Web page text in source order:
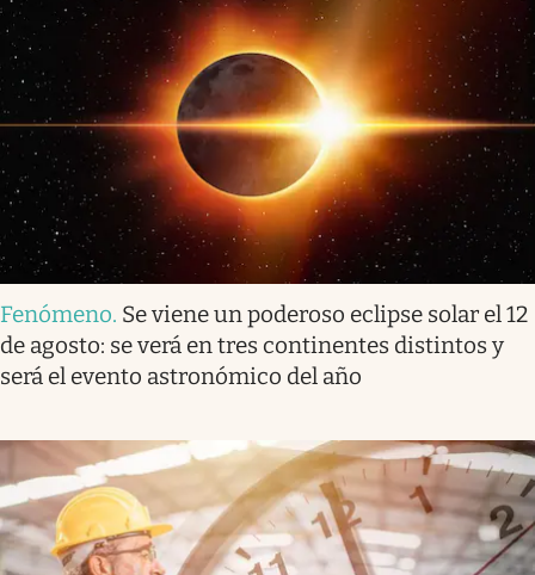
Fenómeno. Se viene un poderoso eclipse solar el 12
de agosto: se verá en tres continentes distintos y
será el evento astronómico del año